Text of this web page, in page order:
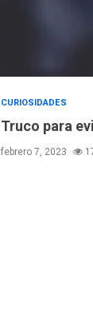
CURIOSIDADES
Truco para
febrero 7, 2023